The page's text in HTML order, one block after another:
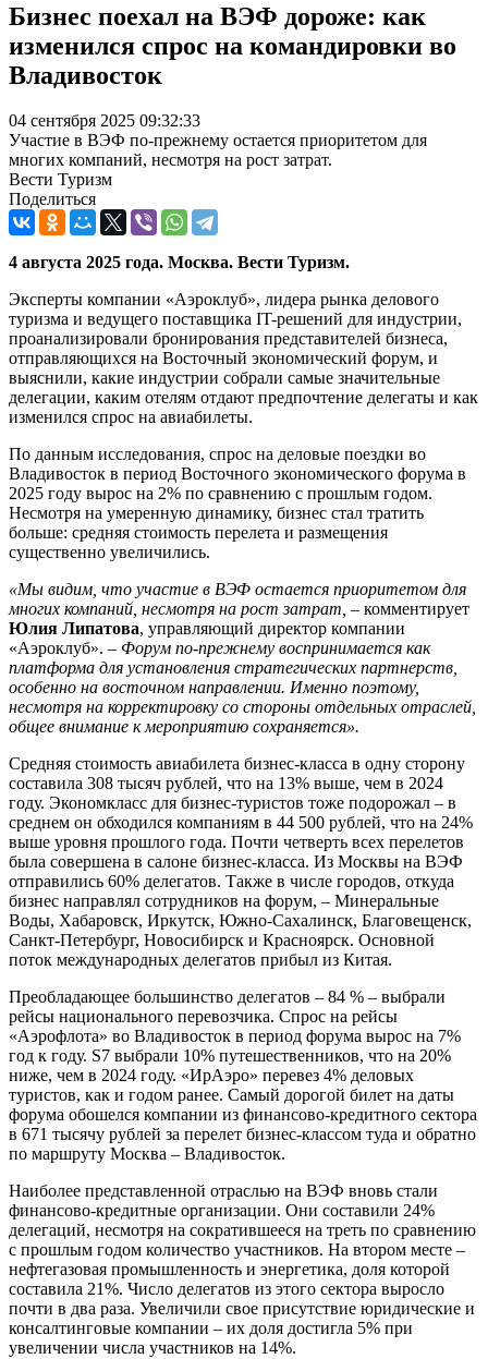
Бизнес поехал на ВЭФ дороже: как
изменился спрос на командировки во
Владивосток
04 сентября 2025 09:32:33
Участие в ВЭФ по-прежнему остается приоритетом для
многих компаний, несмотря на рост затрат.
Вести Туризм
Поделиться
4 августа 2025 года. Москва. Вести Туризм.
Эксперты компании «Аэроклуб», лидера рынка делового
туризма и ведущего поставщика IT-решений для индустрии,
проанализировали бронирования представителей бизнеса,
отправляющихся на Восточный экономический форум, и
выяснили, какие индустрии собрали самые значительные
делегации, каким отелям отдают предпочтение делегаты и как
изменился спрос на авиабилеты.
По данным исследования, спрос на деловые поездки во
Владивосток в период Восточного экономического форума в
2025 году вырос на 2% по сравнению с прошлым годом.
Несмотря на умеренную динамику, бизнес стал тратить
больше: средняя стоимость перелета и размещения
существенно увеличились.
«Мы видим, что участие в ВЭФ остается приоритетом для
многих компаний, несмотря на рост затрат, – комментирует
Юлия Липатова, управляющий директор компании
«Аэроклуб». – Форум по-прежнему воспринимается как
платформа для установления стратегических партнерств,
особенно на восточном направлении. Именно поэтому,
несмотря на корректировку со стороны отдельных отраслей,
общее внимание к мероприятию сохраняется».
Средняя стоимость авиабилета бизнес-класса в одну сторону
составила 308 тысяч рублей, что на 13% выше, чем в 2024
году. Экономкласс для бизнес-туристов тоже подорожал – в
среднем он обходился компаниям в 44 500 рублей, что на 24%
выше уровня прошлого года. Почти четверть всех перелетов
была совершена в салоне бизнес-класса. Из Москвы на ВЭФ
отправились 60% делегатов. Также в числе городов, откуда
бизнес направлял сотрудников на форум, – Минеральные
Воды, Хабаровск, Иркутск, Южно-Сахалинск, Благовещенск,
Санкт-Петербург, Новосибирск и Красноярск. Основной
поток международных делегатов прибыл из Китая.
Преобладающее большинство делегатов – 84 % – выбрали
рейсы национального перевозчика. Спрос на рейсы
«Аэрофлота» во Владивосток в период форума вырос на 7%
год к году. S7 выбрали 10% путешественников, что на 20%
ниже, чем в 2024 году. «ИрАэро» перевез 4% деловых
туристов, как и годом ранее. Самый дорогой билет на даты
форума обошелся компании из финансово-кредитного сектора
в 671 тысячу рублей за перелет бизнес-классом туда и обратно
по маршруту Москва – Владивосток.
Наиболее представленной отраслью на ВЭФ вновь стали
финансово-кредитные организации. Они составили 24%
делегаций, несмотря на сократившееся на треть по сравнению
с прошлым годом количество участников. На втором месте –
нефтегазовая промышленность и энергетика, доля которой
составила 21%. Число делегатов из этого сектора выросло
почти в два раза. Увеличили свое присутствие юридические и
консалтинговые компании – их доля достигла 5% при
увеличении числа участников на 14%.